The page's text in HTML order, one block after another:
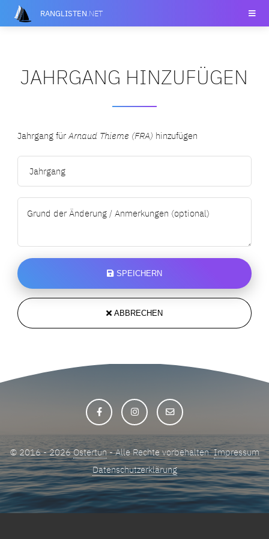
RANGLISTEN.NET
JAHRGANG HINZUFÜGEN
Jahrgang fürArnaud Thieme (FRA) hinzufügen
SPEICHERN
ABBRECHEN
© 2016 - 2026Ostertun- Alle Rechte vorbehalten.Impressum
Datenschutzerklärung